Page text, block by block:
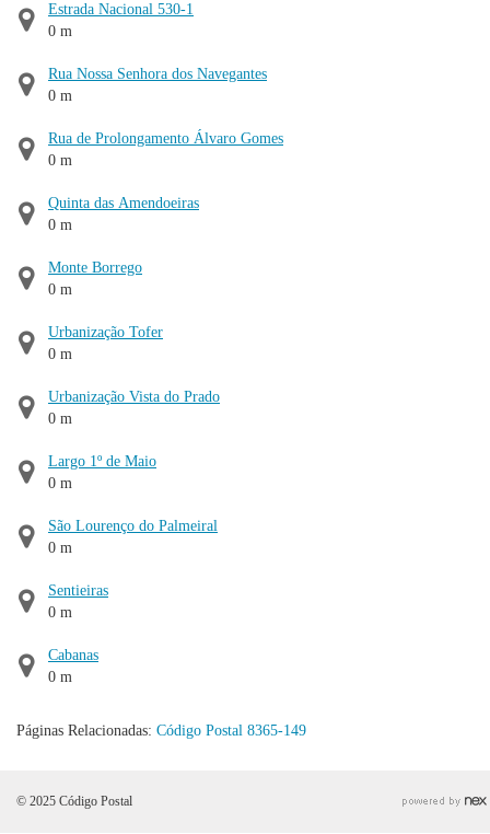
Estrada Nacional 530-1
0 m
Rua Nossa Senhora dos Navegantes
0 m
Rua de Prolongamento Álvaro Gomes
0 m
Quinta das Amendoeiras
0 m
Monte Borrego
0 m
Urbanização Tofer
0 m
Urbanização Vista do Prado
0 m
Largo 1º de Maio
0 m
São Lourenço do Palmeiral
0 m
Sentieiras
0 m
Cabanas
0 m
Páginas Relacionadas: Código Postal 8365-149
© 2025 Código Postal